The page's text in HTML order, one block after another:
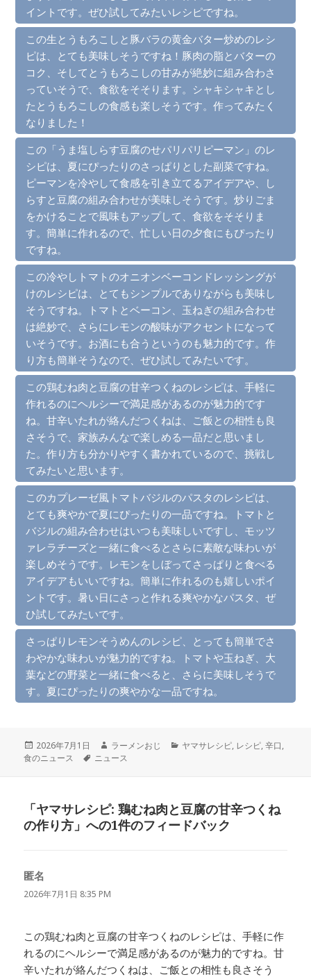
イントです。ぜひ試してみたいレシピですね。
この生とうもろこしと豚バラの黄金バター炒めのレシ
ピは、とても美味しそうですね！豚肉の脂とバターの
コク、そしてとうもろこしの甘みが絶妙に組み合わさ
っていそうで、食欲をそそります。シャキシャキとし
たとうもろこしの食感も楽しそうです。作ってみたく
なりました！
この「うま塩しらす豆腐のせパリパリピーマン」のレ
シピは、夏にぴったりのさっぱりとした副菜ですね。
ピーマンを冷やして食感を引き立てるアイデアや、し
らすと豆腐の組み合わせが美味しそうです。炒りごま
をかけることで風味もアップして、食欲をそそりま
す。簡単に作れるので、忙しい日の夕食にもぴったり
ですね。
この冷やしトマトのオニオンベーコンドレッシングが
けのレシピは、とてもシンプルでありながらも美味し
そうですね。トマトとベーコン、玉ねぎの組み合わせ
は絶妙で、さらにレモンの酸味がアクセントになって
いそうです。お酒にも合うというのも魅力的です。作
り方も簡単そうなので、ぜひ試してみたいです。
この鶏むね肉と豆腐の甘辛つくねのレシピは、手軽に
作れるのにヘルシーで満足感があるのが魅力的です
ね。甘辛いたれが絡んだつくねは、ご飯との相性も良
さそうで、家族みんなで楽しめる一品だと思いまし
た。作り方も分かりやすく書かれているので、挑戦し
てみたいと思います。
このカプレーゼ風トマトバジルのパスタのレシピは、
とても爽やかで夏にぴったりの一品ですね。トマトと
バジルの組み合わせはいつも美味しいですし、モッツ
ァレラチーズと一緒に食べるとさらに素敵な味わいが
楽しめそうです。レモンをしぼってさっぱりと食べる
アイデアもいいですね。簡単に作れるのも嬉しいポイ
ントです。暑い日にさっと作れる爽やかなパスタ、ぜ
ひ試してみたいです。
さっぱりレモンそうめんのレシピ、とっても簡単でさ
わやかな味わいが魅力的ですね。トマトや玉ねぎ、大
葉などの野菜と一緒に食べると、さらに美味しそうで
す。夏にぴったりの爽やかな一品ですね。
投
稿
2026年7月1日
作
成
ラーメンおじ
カ
ヤマサレシピ, レシピ,辛口,
食のニュース
タ
ニュース
「ヤマサレシピ: 鶏むね肉と豆腐の甘辛つくね
の作り方」への1件のフィードバック
匿名
り:
2026年7月1日 8:35 PM
この鶏むね肉と豆腐の甘辛つくねのレシピは、手軽に作
れるのにヘルシーで満足感があるのが魅力的ですね。甘
辛いたれが絡んだつくねは、ご飯との相性も良さそう